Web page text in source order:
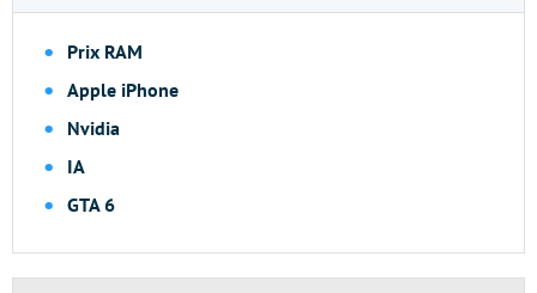
Prix RAM
Apple iPhone
Nvidia
IA
GTA 6